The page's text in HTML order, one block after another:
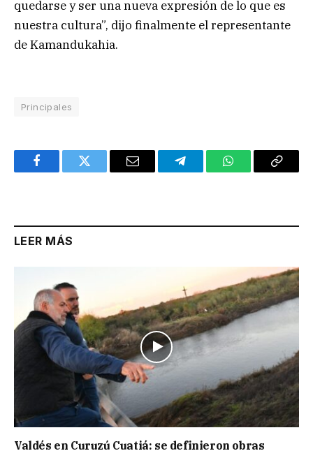
quedarse y ser una nueva expresión de lo que es
nuestra cultura”, dijo finalmente el representante
de Kamandukahia.
Principales
FacebookTwitter Email TelegramWhatsAppCopy
LEER MÁS
Valdés en Curuzú Cuatiá: se definieron obras